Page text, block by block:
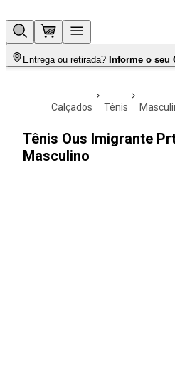
Entrega ou retirada? Informe o seu
calçados tênis
Tênis Ous Imigrante
Masculino